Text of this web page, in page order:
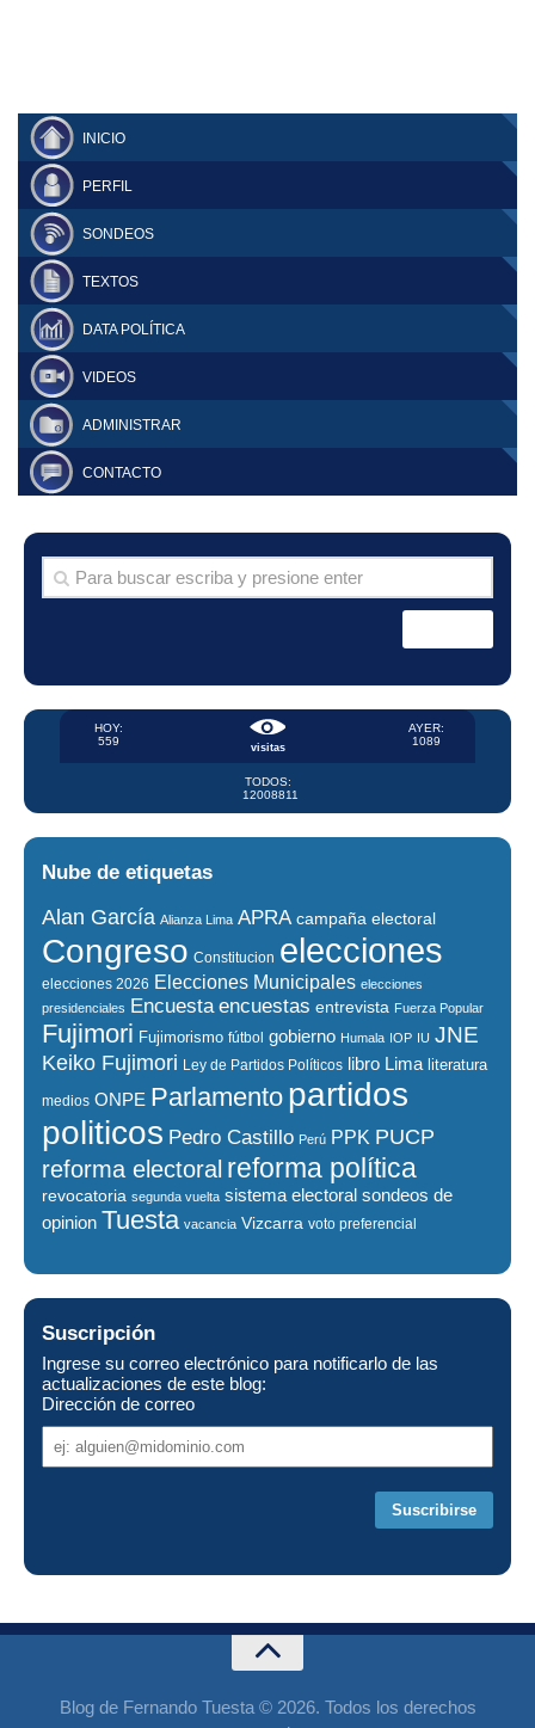
INICIO
PERFIL
SONDEOS
TEXTOS
DATA POLÍTICA
VIDEOS
ADMINISTRAR
CONTACTO
visitas
HOY:
559
AYER:
1089
TODOS:
12008811
Nube de etiquetas
Alan García Alianza Lima APRA campaña electoral
Congreso Constitucion elecciones
elecciones 2026 Elecciones Municipales elecciones
presidenciales
Encuesta encuestas entrevista Fuerza Popular
Fujimori Fujimorismo fútbol gobierno Humala IOP IU JNE
Keiko Fujimori Ley de Partidos Políticos libro Lima literatura
medios ONPE Parlamento partidos
politicos Pedro Castillo Perú PPK PUCP
reforma electoral reforma política
revocatoria segunda vuelta sistema electoral sondeos de
opinion Tuesta vacancia Vizcarra voto preferencial
Suscripción
Ingrese su correo electrónico para notificarlo de las
actualizaciones de este blog:
Dirección de correo
de
Blog de Fernando Tuesta © 2026. Todos los derechos